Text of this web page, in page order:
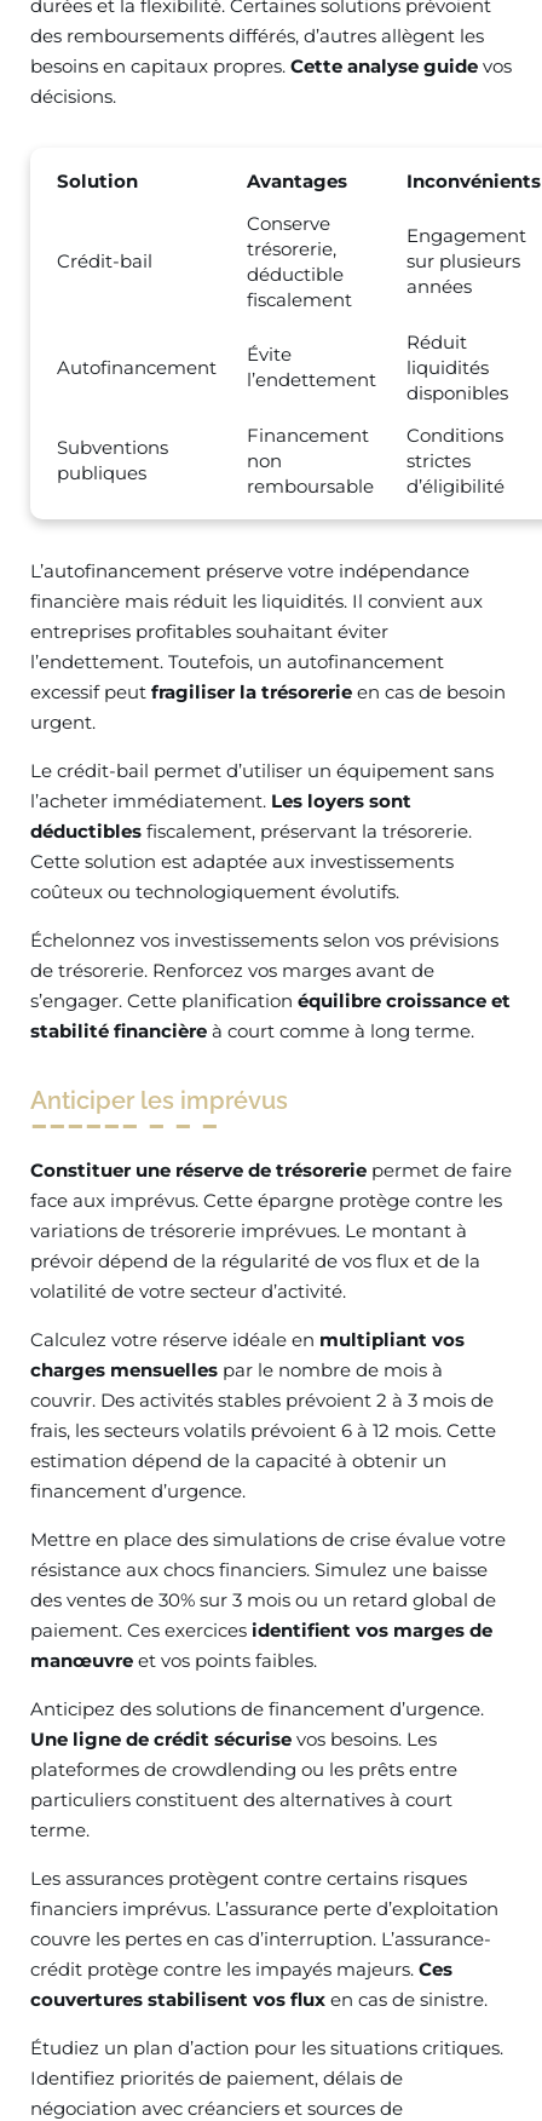
durées et la flexibilité. Certaines solutions prévoient
des remboursements différés, d’autres allègent les
besoins en capitaux propres. Cette analyse guide vos
décisions.
Solution Avantages Inconvénients
Crédit-bail
Conserve
trésorerie,
déductible
fiscalement
Engagement
sur plusieurs
années
Autofinancement
Évite
l’endettement
Réduit
liquidités
disponibles
Subventions
publiques
Financement
non
remboursable
Conditions
strictes
d’éligibilité
L’autofinancement préserve votre indépendance
financière mais réduit les liquidités. Il convient aux
entreprises profitables souhaitant éviter
l’endettement. Toutefois, un autofinancement
excessif peut fragiliser la trésorerie en cas de besoin
urgent.
Le crédit-bail permet d’utiliser un équipement sans
l’acheter immédiatement. Les loyers sont
déductibles fiscalement, préservant la trésorerie.
Cette solution est adaptée aux investissements
coûteux ou technologiquement évolutifs.
Échelonnez vos investissements selon vos prévisions
de trésorerie. Renforcez vos marges avant de
s’engager. Cette planification équilibre croissance et
stabilité financière à court comme à long terme.
Anticiper les imprévus
Constituer une réserve de trésorerie permet de faire
face aux imprévus. Cette épargne protège contre les
variations de trésorerie imprévues. Le montant à
prévoir dépend de la régularité de vos flux et de la
volatilité de votre secteur d’activité.
Calculez votre réserve idéale en multipliant vos
charges mensuelles par le nombre de mois à
couvrir. Des activités stables prévoient 2 à 3 mois de
frais, les secteurs volatils prévoient 6 à 12 mois. Cette
estimation dépend de la capacité à obtenir un
financement d’urgence.
Mettre en place des simulations de crise évalue votre
résistance aux chocs financiers. Simulez une baisse
des ventes de 30% sur 3 mois ou un retard global de
paiement. Ces exercices identifient vos marges de
manœuvre et vos points faibles.
Anticipez des solutions de financement d’urgence.
Une ligne de crédit sécurise vos besoins. Les
plateformes de crowdlending ou les prêts entre
particuliers constituent des alternatives à court
terme.
Les assurances protègent contre certains risques
financiers imprévus. L’assurance perte d’exploitation
couvre les pertes en cas d’interruption. L’assurance-
crédit protège contre les impayés majeurs. Ces
couvertures stabilisent vos flux en cas de sinistre.
Étudiez un plan d’action pour les situations critiques.
Identifiez priorités de paiement, délais de
négociation avec créanciers et sources de